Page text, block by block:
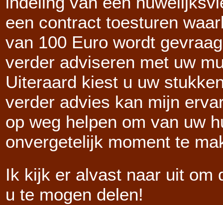
een contract toesturen
van 100 Euro wordt
verder adviseren met uw
Uiteraard kiest u uw
verder advies kan mijn
op weg helpen om van uw
onvergetelijk moment te
Ik kijk er alvast naar uit om
u te mogen delen!